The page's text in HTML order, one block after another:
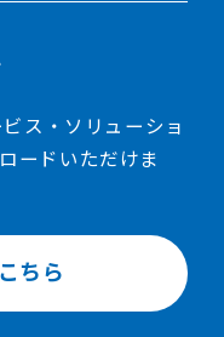
ス・ソリューショ
ードいただけま
ちら